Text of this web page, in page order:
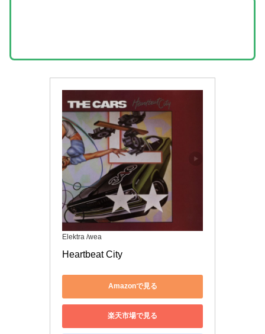
Elektra /wea
Heartbeat City
Amazonで見る
楽天市場で見る